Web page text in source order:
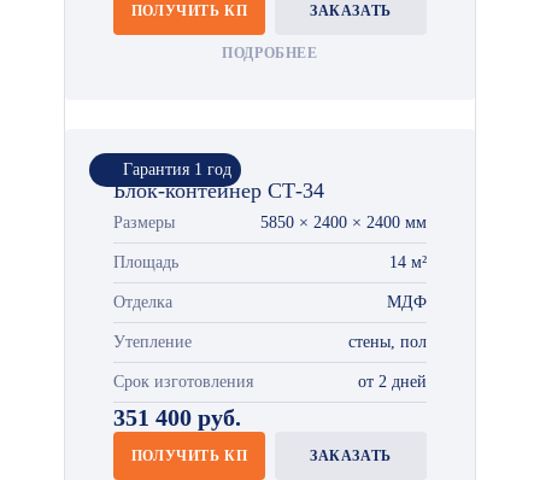
ПОЛУЧИТЬ КП ЗАКАЗАТЬ
ПОДРОБНЕЕ
Гарантия 1 год
Блок-контейнер СТ-34
Размеры 5850 × 2400 × 2400 мм
Площадь 14 м²
Отделка МДФ
Утепление стены, пол
Срок изготовления от 2 дней
351 400 руб.
ПОЛУЧИТЬ КП ЗАКАЗАТЬ